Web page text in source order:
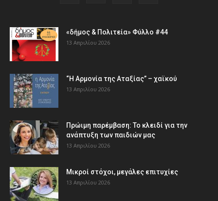
«δήμος & Πολιτεία» Φύλλο #44
13 Απριλίου 2026
“Η Αρμονία της Αταξίας” – χαϊκού
13 Απριλίου 2026
Πρώιμη παρέμβαση: Το κλειδί για την
ανάπτυξη των παιδιών µας
13 Απριλίου 2026
Μικροί στόχοι, μεγάλες επιτυχίες
13 Απριλίου 2026